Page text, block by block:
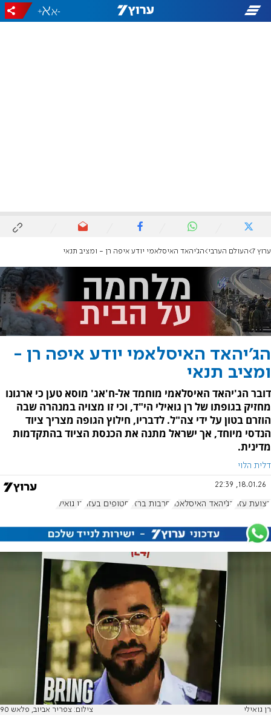
-
+
ערוץ 7 העולם הערבי הג'יהאד האיסלאמי יודע איפה רן - ומציב תנאי
הג'יהאד האיסלאמי יודע איפה רן -
ומציב תנאי
דובר הג'יהאד האיסלאמי מוחמד אל-ח'אג' מוסא טען כי ארגונו
מחזיק בגופתו של רן גואילי הי"ד, וכי זו מצויה במנהרה שבה
הוזרם בטון על ידי צה"ל. לדבריו, חילוץ הגופה מצריך ציוד
הנדסי מיוחד, אך ישראל מתנה את הכנסת הציוד בהתקדמות
מדינית.
דלית הלוי
18.01.26, 22:39
רצועת עזה הג'יהאד האיסלאמי חרבות ברזל חטופים בעזה רן גואילי
רן גואילי צילום: צפריר אביוב, פלאש 90